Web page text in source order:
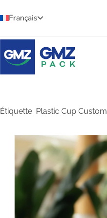
Français
Étiquette Plastic Cup Custom